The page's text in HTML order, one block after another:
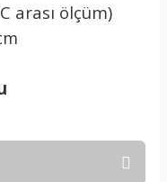
arası ölçüm)